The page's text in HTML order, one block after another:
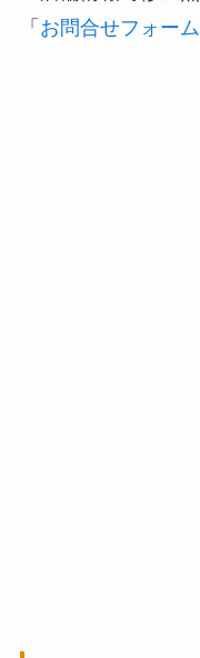
「 お問合せフォーム